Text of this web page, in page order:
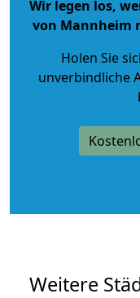
Wir legen los,
von Mannheim
Holen Sie
unverbindliche
Weitere